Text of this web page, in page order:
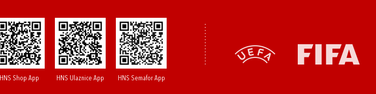
HNS Shop App HNS Ulaznice App HNS Semafor App